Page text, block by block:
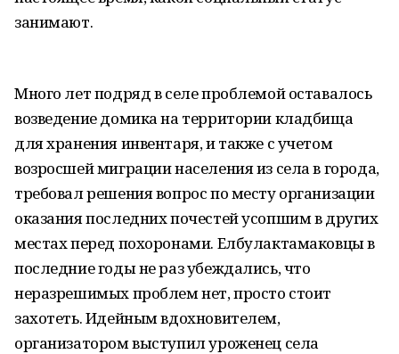
занимают.
Много лет подряд в селе проблемой оставалось
возведение домика на территории кладбища
для хранения инвентаря, и также с учетом
возросшей миграции населения из села в города,
требовал решения вопрос по месту организации
оказания последних почестей усопшим в других
местах перед похоронами. Елбулактамаковцы в
последние годы не раз убеждались, что
неразрешимых проблем нет, просто стоит
захотеть. Идейным вдохновителем,
организатором выступил уроженец села